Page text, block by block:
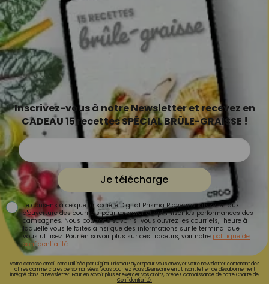
Inscrivez-vous à notre Newsletter et recevez en
CADEAU 15 recettes SPÉCIAL BRÛLE-GRAISSE !
Je télécharge
Je consens à ce que la société Digital Prisma Players analyse le taux
d'ouverture des courriels pour mesurer et optimiser les performances des
campagnes. Nous pourrons savoir si vous ouvrez les courriels, l'heure à
laquelle vous le faites ainsi que des informations sur le terminal que
vous utilisez. Pour en savoir plus sur ces traceurs, voir notre politique de
confidentialité.
Votre adresse email sera utilisée par Digital Prisma Playerspour vous envoyer votre newsletter contenant des
offres commerciales personnalisées. Vous pourrez vous désinscrire en utilisant le lien de désabonnement
intégré dans la newsletter. Pour en savoir plus et exercer vos droits, prenez connaissance de notreCharte de
Confidentialité.